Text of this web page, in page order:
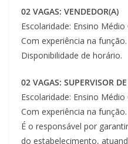
02 VAGAS: VENDEDOR(A)
Escolaridade: Ensino
Com experiência na função.
Disponibilidade de horário.
02 VAGAS: SUPERVISOR
Escolaridade: Ensino
Com experiência na função.
É o responsável por
do estabelecimento,